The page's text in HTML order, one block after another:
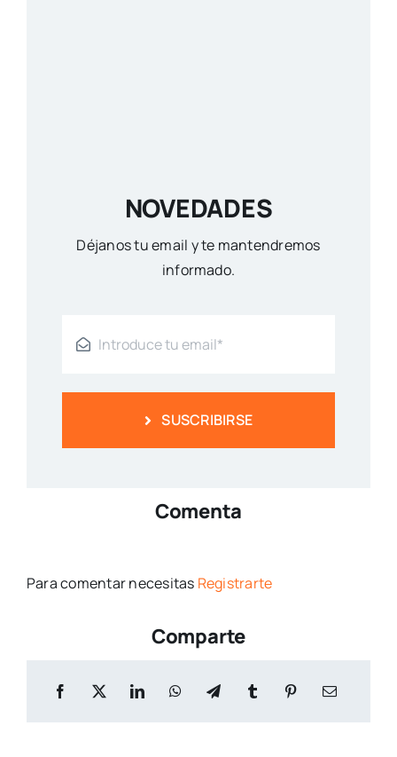
NOVEDADES
Déjanos tu email y te mantendremos
informado.
SUSCRIBIRSE
Comenta
Para comentar necesitas Registrarte
Comparte